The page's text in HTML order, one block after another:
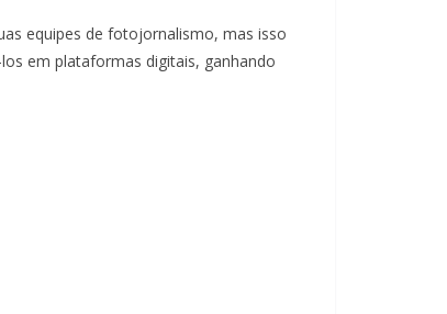
equipes de fotojornalismo, mas isso
em plataformas digitais, ganhando